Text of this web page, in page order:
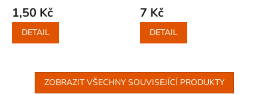
1,50 Kč
DETAIL
7 Kč
DETAIL
ZOBRAZIT VŠECHNY SOUVISEJÍCÍ PRODUKTY